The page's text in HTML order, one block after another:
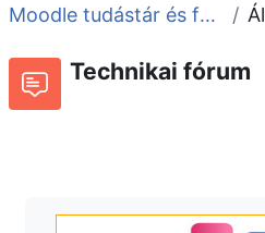
Moodle tudástár és fórum
Technikai fórum